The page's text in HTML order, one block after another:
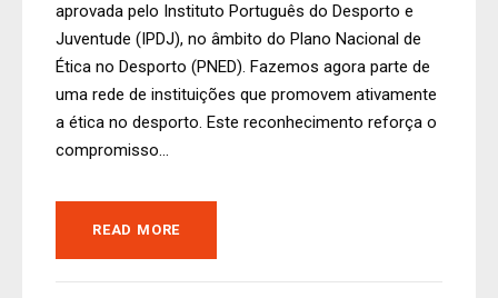
aprovada pelo Instituto Português do Desporto e
Juventude (IPDJ), no âmbito do Plano Nacional de
Ética no Desporto (PNED). Fazemos agora parte de
uma rede de instituições que promovem ativamente
a ética no desporto. Este reconhecimento reforça o
compromisso...
READ MORE